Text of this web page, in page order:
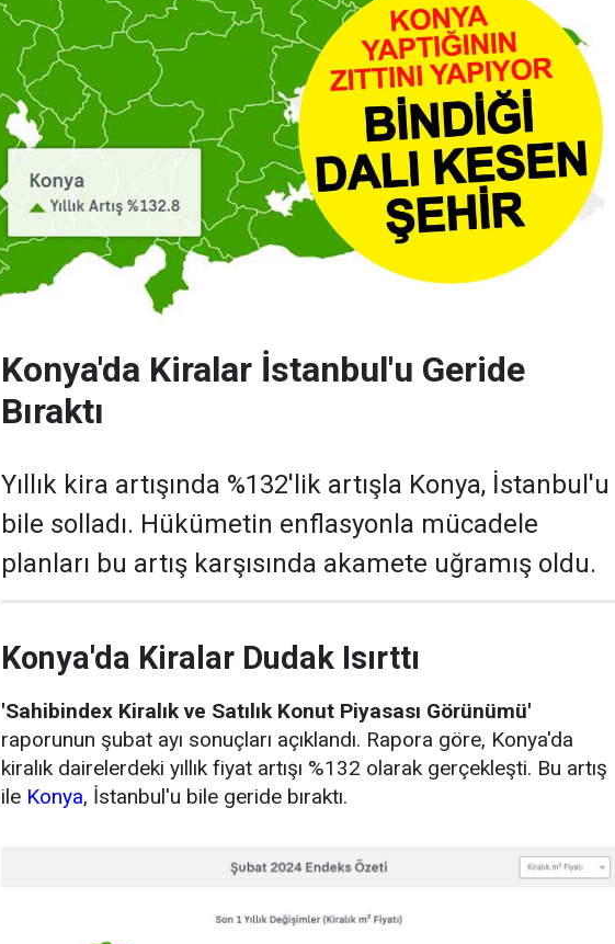
Konya'da Kiralar İstanbul'u Geride
Bıraktı
Yıllık kira artışında %132'lik artışla Konya, İstanbul'u
bile solladı. Hükümetin enflasyonla mücadele
planları bu artış karşısında akamete uğramış oldu.
Konya'da Kiralar Dudak Isırttı
'Sahibindex Kiralık ve Satılık Konut Piyasası Görünümü'
raporunun şubat ayı sonuçları açıklandı. Rapora göre, Konya'da
kiralık dairelerdeki yıllık fiyat artışı %132 olarak gerçekleşti. Bu artış
ile Konya, İstanbul'u bile geride bıraktı.